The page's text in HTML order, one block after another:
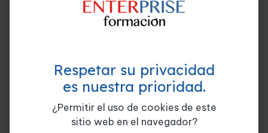
1.La FDA (Food and Drug Administration)
5.Acrónimo FIRST
2.La estructura del plan Food Defense
1.El plan Food Defense
2.El origen de la Food Defense
mejor curso para ti.
Respetar su privacidad
es nuestra prioridad.
¿Permitir el uso de cookies de este
sitio web en el navegador?